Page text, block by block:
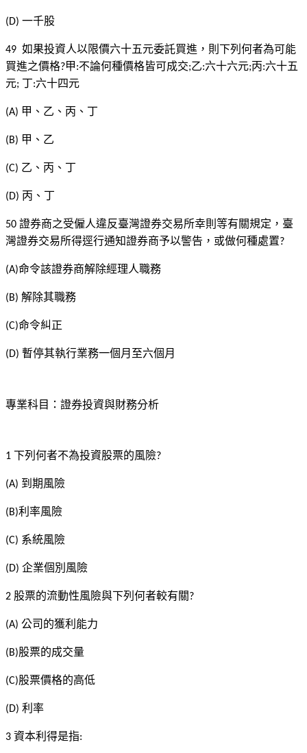
(D) 一千股
49 如果投資人以限價六十五元委託買進，則下列何者為可能
買進之價格?甲:不論何種價格皆可成交;乙:六十六元;丙:六十五
元; 丁:六十四元
(A) 甲、乙、丙、丁
(B) 甲、乙
(C) 乙、丙、丁
(D) 丙、丁
50 證券商之受僱人違反臺灣證券交易所幸則等有關規定，臺
灣證券交易所得逕行通知證券商予以警告，或做何種處置?
(A)命令該證券商解除經理人職務
(B) 解除其職務
(C)命令糾正
(D) 暫停其執行業務一個月至六個月
專業科目：證券投資與財務分析
1 下列何者不為投資股票的風險?
(A) 到期風險
(B)利率風險
(C) 系統風險
(D) 企業個別風險
2 股票的流動性風險與下列何者較有關?
(A) 公司的獲利能力
(B)股票的成交量
(C)股票價格的高低
(D) 利率
3 資本利得是指: